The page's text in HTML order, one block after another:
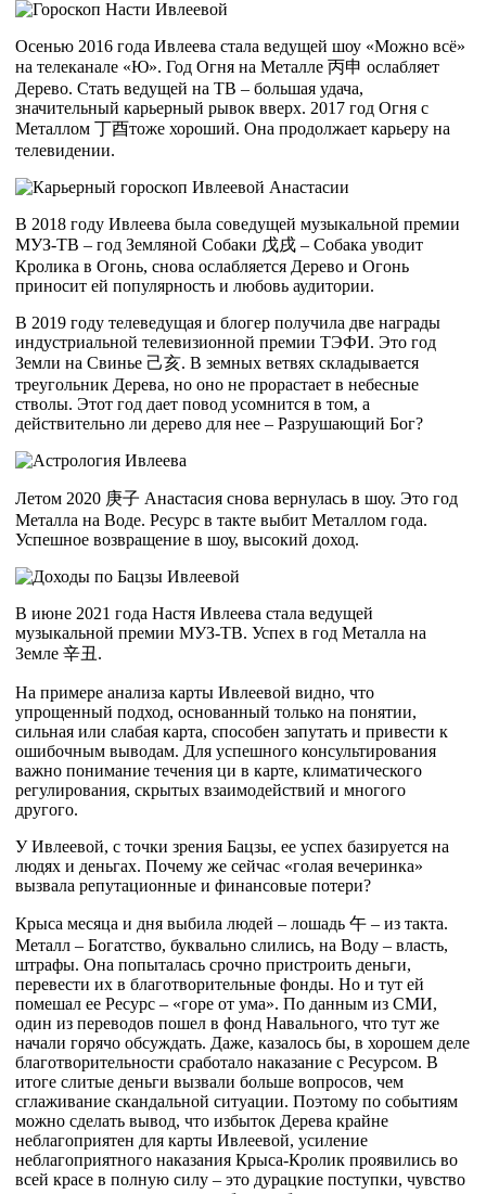
Осенью 2016 года Ивлеева стала ведущей шоу «Можно всё»
на телеканале «Ю». Год Огня на Металле 丙申 ослабляет
Дерево. Стать ведущей на ТВ – большая удача,
значительный карьерный рывок вверх. 2017 год Огня с
Металлом 丁酉тоже хороший. Она продолжает карьеру на
телевидении.
В 2018 году Ивлеева была соведущей музыкальной премии
МУЗ-ТВ – год Земляной Собаки 戊戌 – Собака уводит
Кролика в Огонь, снова ослабляется Дерево и Огонь
приносит ей популярность и любовь аудитории.
В 2019 году телеведущая и блогер получила две награды
индустриальной телевизионной премии ТЭФИ. Это год
Земли на Свинье 己亥. В земных ветвях складывается
треугольник Дерева, но оно не прорастает в небесные
стволы. Этот год дает повод усомнится в том, а
действительно ли дерево для нее – Разрушающий Бог?
Летом 2020 庚子 Анастасия снова вернулась в шоу. Это год
Металла на Воде. Ресурс в такте выбит Металлом года.
Успешное возвращение в шоу, высокий доход.
В июне 2021 года Настя Ивлеева стала ведущей
музыкальной премии МУЗ-ТВ. Успех в год Металла на
Земле 辛丑 .
На примере анализа карты Ивлеевой видно, что
упрощенный подход, основанный только на понятии,
сильная или слабая карта, способен запутать и привести к
ошибочным выводам. Для успешного консультирования
важно понимание течения ци в карте, климатического
регулирования, скрытых взаимодействий и многого
другого.
У Ивлеевой, с точки зрения Бацзы, ее успех базируется на
людях и деньгах. Почему же сейчас «голая вечеринка»
вызвала репутационные и финансовые потери?
Крыса месяца и дня выбила людей – лошадь 午 – из такта.
Металл – Богатство, буквально слились, на Воду – власть,
штрафы. Она попыталась срочно пристроить деньги,
перевести их в благотворительные фонды. Но и тут ей
помешал ее Ресурс – «горе от ума». По данным из СМИ,
один из переводов пошел в фонд Навального, что тут же
начали горячо обсуждать. Даже, казалось бы, в хорошем деле
благотворительности сработало наказание с Ресурсом. В
итоге слитые деньги вызвали больше вопросов, чем
сглаживание скандальной ситуации. Поэтому по событиям
можно сделать вывод, что избыток Дерева крайне
неблагоприятен для карты Ивлеевой, усиление
неблагоприятного наказания Крыса-Кролик проявились во
всей красе в полную силу – это дурацкие поступки, чувство